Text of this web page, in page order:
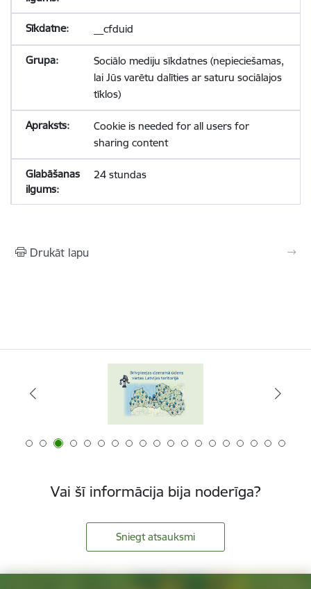
__cfduid
Sociālo mediju sīkdatnes (nepieciešamas,
lai Jūs varētu dalīties ar saturu sociālajos
tīklos)
Cookie is needed for all users for
sharing content
24 stundas
Drukāt lapu
Vai šī informācija bija noderīga?
Sniegt atsauksmi